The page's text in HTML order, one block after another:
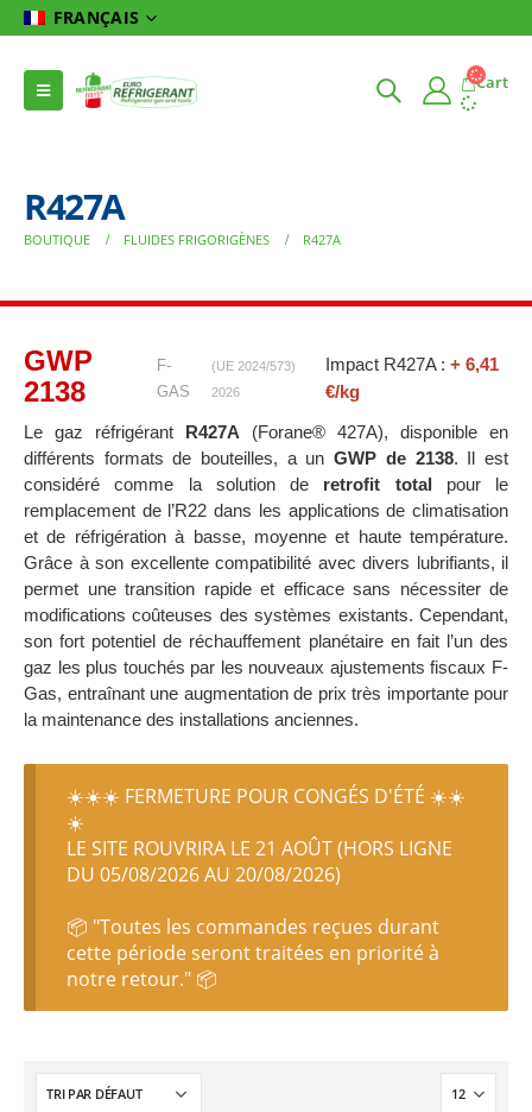
FRANÇAIS
Cart
R427A
BOUTIQUE FLUIDES FRIGORIGÈNES R427A
GWP
2138
F-
GAS
(UE 2024/573)
2026
Impact R427A : + 6,41
€/kg
Le gaz réfrigérant R427A (Forane® 427A), disponible en
différents formats de bouteilles, a unGWP de 2138. Il est
considéré comme la solution de retrofit total pour le
remplacement de l’R22 dans les applications de climatisation
et de réfrigération à basse, moyenne et haute température.
Grâce à son excellente compatibilité avec divers lubrifiants, il
permet une transition rapide et efficace sans nécessiter de
modifications coûteuses des systèmes existants. Cependant,
son fort potentiel de réchauffement planétaire en fait l’un des
gaz les plus touchés par les nouveaux ajustements fiscaux F-
Gas, entraînant une augmentation de prix très importante pour
la maintenance des installations anciennes.
☀️☀️☀️ FERMETURE POUR CONGÉS D'ÉTÉ ☀️☀️
☀️
LE SITE ROUVRIRA LE 21 AOÛT (HORS LIGNE
DU 05/08/2026 AU 20/08/2026)
📦 "Toutes les commandes reçues durant
cette période seront traitées en priorité à
notre retour." 📦